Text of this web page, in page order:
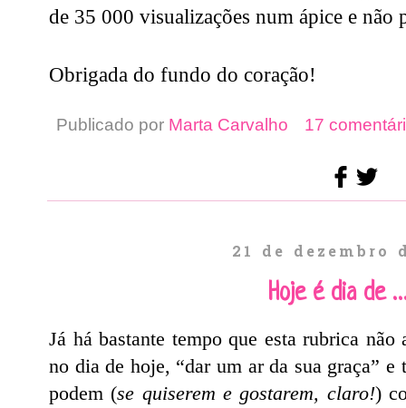
de 35 000 visualizações num ápice e
Obrigada do fundo do coração!
Publicado por Marta Carvalho 17
21 de dezembro
Hoje é dia de
Já há bastante tempo que esta rubrica
no dia de hoje, “dar um ar da sua graça” e
podem (se quiserem e gostarem, claro!)